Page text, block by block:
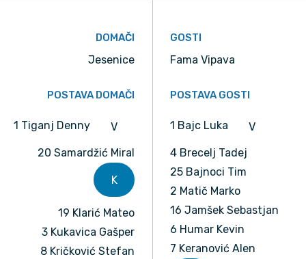
DOMAČI
Jesenice
GOSTI
Fama Vipava
POSTAVA DOMAČI
1 Tiganj Denny V
20 Samardžić Miral
K
19 Klarić Mateo
3 Kukavica Gašper
8 Kričković Stefan
POSTAVA GOSTI
1 Bajc Luka V
4 Brecelj Tadej
25 Bajnoci Tim
2 Matič Marko
16 Jamšek Sebastjan
6 Humar Kevin
7 Keranović Alen